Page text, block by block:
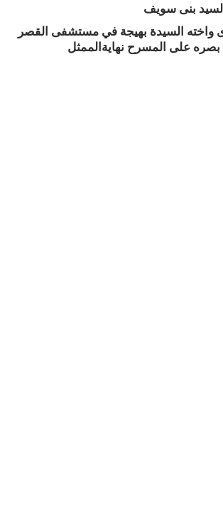
بنى سويف
واخته السيدة بهيجة في مستشفى القصر
بصره على المسرح نهايةالممثل